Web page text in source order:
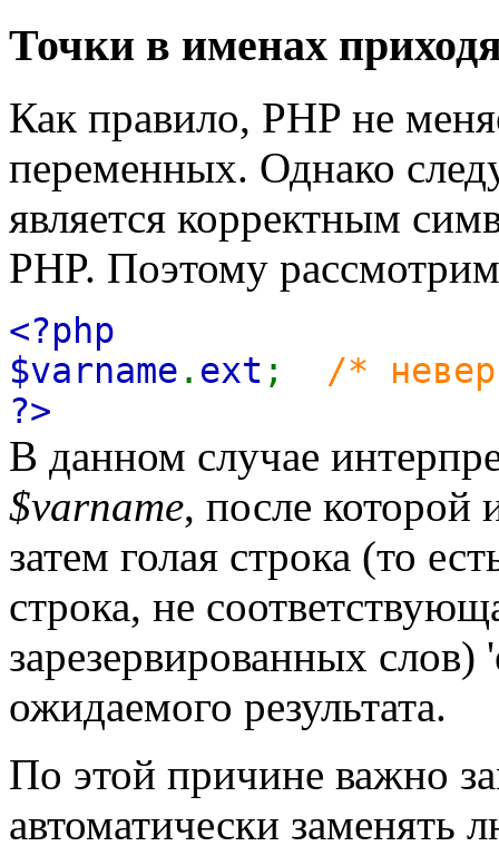
Точки в именах
Как правило, PHP не
переменных. Однако
является корректным
PHP. Поэтому
<?php
$varname . ext ; /*
?>
В данном случае
$varname, после которой
затем голая строка (то
строка, не
зарезервированных
ожидаемого результата.
По этой причине важно
автоматически заменять